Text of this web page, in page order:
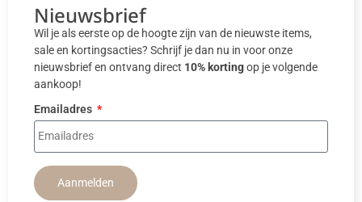
Nieuwsbrief
Wil je als eerste op de hoogte zijn van de nieuwste items,
sale en kortingsacties? Schrijf je dan nu in voor onze
nieuwsbrief en ontvang direct 10% kortingop je volgende
aankoop!
Emailadres
Aanmelden